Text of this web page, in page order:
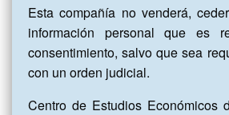
Esta compañía no venderá,
información personal que es
consentimiento, salvo que sea
con un orden judicial.
Centro de Estudios Económicos